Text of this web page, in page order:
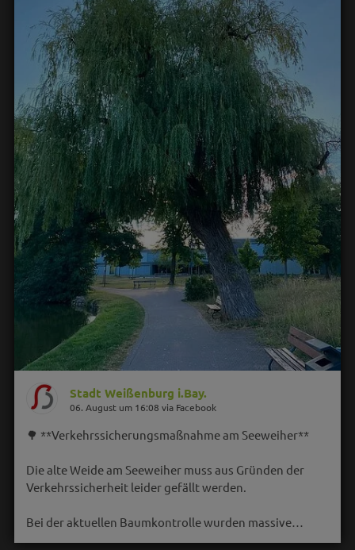
Stadt Weißenburg i.Bay.
06. August um 16:08 via Facebook
🌳 **Verkehrssicherungsmaßnahme am Seeweiher**
Die alte Weide am Seeweiher muss aus Gründen der
Verkehrssicherheit leider gefällt werden.
Bei der aktuellen Baumkontrolle wurden massive…